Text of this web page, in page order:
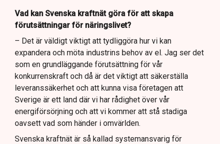
Vad kan Svenska kraftnät göra för att skapa
förutsättningar för näringslivet?
– Det är väldigt viktigt att tydliggöra hur vi kan
expandera och möta industrins behov av el. Jag ser det
som en grundläggande förutsättning för vår
konkurrenskraft och då är det viktigt att säkerställa
leveranssäkerhet och att kunna visa företagen att
Sverige är ett land där vi har rådighet över vår
energiförsörjning och att vi kommer att stå stadiga
oavsett vad som händer i omvärlden.
Svenska kraftnät är så kallad systemansvarig för